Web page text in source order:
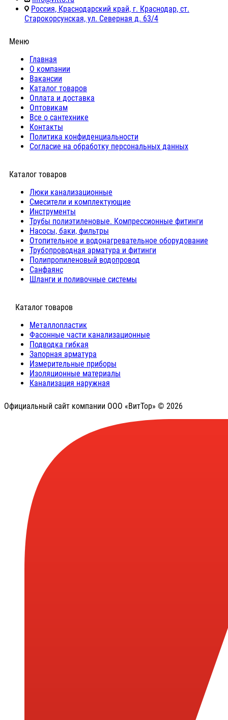
Россия, Краснодарский край, г. Краснодар, ст.
Старокорсунская, ул. Северная д. 63/4
Меню
Главная
О компании
Вакансии
Каталог товаров
Оплата и доставка
Оптовикам
Все о сантехнике
Контакты
Политика конфиденциальности
Согласие на обработку персональных данных
Каталог товаров
Люки канализационные
Cмесители и комплектующие
Инструменты
Трубы полиэтиленовые. Компрессионные фитинги
Насосы, баки, фильтры
Отопительное и водонагревательное оборудование
Трубопроводная арматура и фитинги
Полипропиленовый водопровод
Санфаянс
Шланги и поливочные системы
⠀Каталог товаров
Металлопластик
Фасонные части канализационные
Подводка гибкая
Запорная арматура
Измерительные приборы
Изоляционные материалы
Канализация наружная
Официальный сайт компании ООО «ВитТор» © 2026